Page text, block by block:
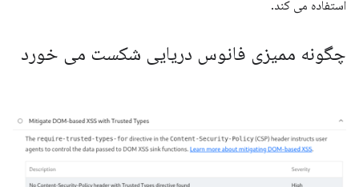
استفاده می کند.
چگونه ممیزی فانوس دریایی شکست می خورد